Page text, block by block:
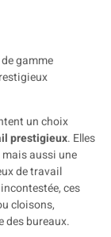
un choix
prestigieux. Elles
mais aussi une
de travail
ces
cloisons,
des bureaux.